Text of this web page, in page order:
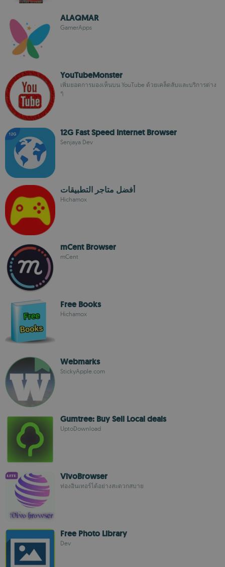
ALAQMAR
GamerApps
YouTubeMonster
เพิ่มยอดการมองเห็นบน YouTube ด้วยเคล็ดลับและบริการต่าง
ๆ
12G Fast Speed Internet Browser
Senjaya Dev
أفضل متاجر التطبيقات
Hichamox
mCent Browser
mCent
Free Books
Hichamox
Webmarks
StickyApple.com
Gumtree: Buy Sell Local deals
UptoDownload
VivoBrowser
ท่องอินเทอร์ได้อย่างสะดวกสบาย
Free Photo Library
Dev